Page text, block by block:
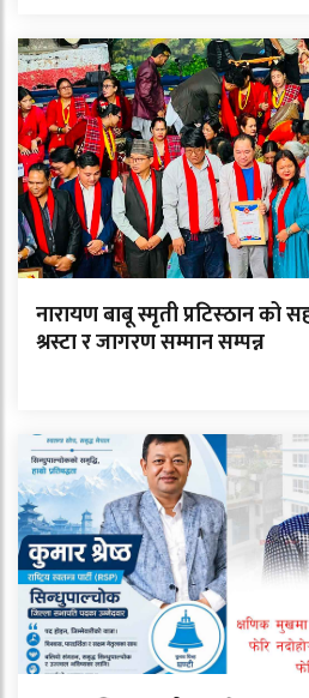
नारायण बाबू स्मृती प्रटिस्ठान को
श्रस्टा र जागरण सम्मान सम्पन्न